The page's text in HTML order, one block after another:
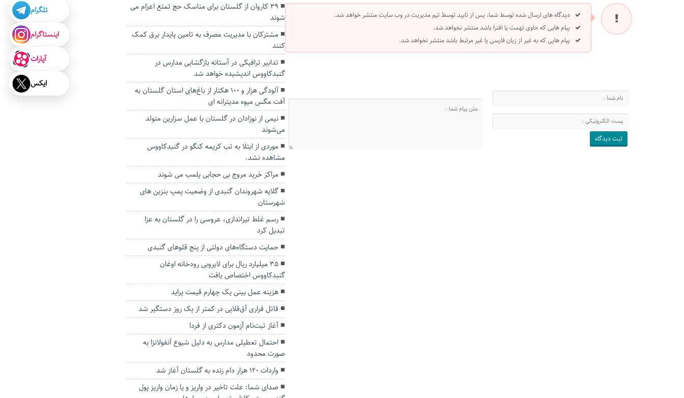
دیدگاه های ارسال شده توسط شما، پس از تایید توسط تیم مدیریت در وب سایت منتشر خواهد شد.
پیام هایی که حاوی تهمت یا افترا باشد منتشر نخواهد شد.
پیام هایی که به غیر از زبان فارسی یا غیر مرتبط باشد منتشر نخواهد شد.
۳۹ کاروان از گلستان برای مناسک حج تمتع اعزام می
شوند
مشترکان با مدیریت مصرف به تامین پایدار برق کمک
کنند
تدابیر ترافیکی در آستانه بازگشایی مدارس در
گنبدکاووس اندیشیده خواهد شد
آلودگی هزار و ۱۰۰ هکتار از باغ‌های استان گلستان به
آفت مگس میوه مدیترانه ای
نیمی از نوزادان در گلستان با عمل سزارین متولد
می‌شوند
موردی از ابتلا به تب کریمه کنگو در گنبدکاووس
مشاهده نشد.
مراکز خرید مروج بی حجابی پلمب می شوند
گلایه شهروندان گنبدی از وضعیت پمپ بنزین های
شهرستان
رسم غلط تیراندازی، عروسی را در گلستان به عزا
تبدیل کرد
حمایت دستگاه‌های دولتی از پنج قلوهای گنبدی
۳۵ میلیارد ریال برای لایروبی رودخانه اوغان
گنبدکاووس اختصاص یافت
هزینه عمل بینی یک چهارم قیمت پراید
قاتل فراری آق‌قلایی در کمتر از یک روز دستگیر شد
آغاز ثبت‌نام آزمون دکتری از فردا
احتمال تعطیلی مدارس به دلیل شیوع آنفولانزا به
صورت محدود
واردات ۱۲۰ هزار دام زنده به گلستان آغاز شد
صدای شما: علت تاخیر در واریز و یا زمان واریز پول
تلگرام
اینستاگرام
آپارات
ایکس